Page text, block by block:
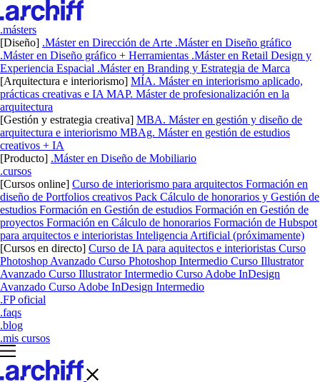
.másters
[Diseño] .Máster en Dirección de Arte .Máster en Diseño gráfico
.Máster en Diseño gráfico + Herramientas .Máster en Retail Design y
Experiencia Espacial .Máster en Branding y Estrategia de Marca
[Arquitectura e interiorismo] MÍA. Máster en interiorismo aplicado,
prácticas creativas e IA MAP. Máster de profesionalización en la
arquitectura
[Gestión y estrategia creativa] MBA. Máster en gestión y diseño de
arquitectura e interiorismo MBAg. Máster en gestión de estudios
creativos + IA
[Producto] .Máster en Diseño de Mobiliario
.cursos
[Cursos online] Curso de interiorismo para arquitectos Formación en
diseño de Portfolios creativos Pack Cálculo de honorarios y Gestión de
estudios Formación en Gestión de estudios Formación en Gestión de
proyectos Formación en Cálculo de honorarios Formación de Hubspot
para arquitectos e interioristas Inteligencia Artificial (próximamente)
[Cursos en directo] Curso de IA para aquitectos e interioristas Curso
Photoshop Avanzado Curso Photoshop Intermedio Curso Illustrator
Avanzado Curso Illustrator Intermedio Curso Adobe InDesign
Avanzado Curso Adobe InDesign Intermedio
.FP oficial
.faqs
.blog
.mis cursos